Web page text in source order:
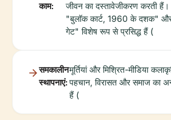
काम:
जीवन का दस्तावेजीकरण करती हैं।
"बुलॉक कार्ट, 1960 के दशक"
गेट" विशेष रूप से प्रसिद्ध हैं (
समकालीन
स्थापनाएं:
मूर्तियां और मिश्रित-मीडिया
पहचान, विरासत और समाज का
हैं (